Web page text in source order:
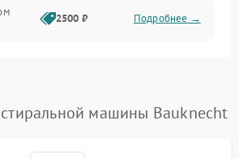
2500 ₽ Подробнее →
2200 ₽ Подробнее →
машины Bauknecht